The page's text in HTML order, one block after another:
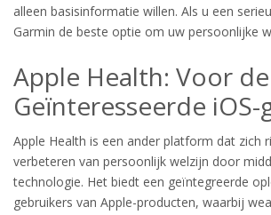
alleen basisinformatie willen. Als u een
Garmin de beste optie om uw persoonlijke
Apple Health: Voor de
Geïnteresseerde
Apple Health is een ander platform dat zich
verbeteren van persoonlijk welzijn door
technologie. Het biedt een geïntegreerde
gebruikers van Apple-producten, waarbij